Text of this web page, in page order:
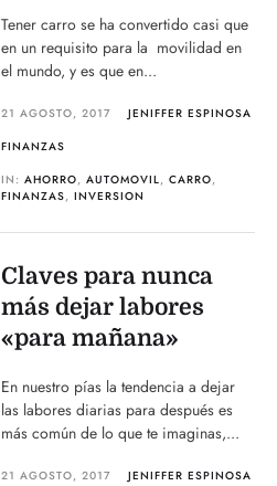
Tener carro se ha convertido casi que
en un requisito para la movilidad en
el mundo, y es que en...
21 AGOSTO, 2017
JENIFFER ESPINOSA
FINANZAS
IN:AHORRO,AUTOMOVIL,CARRO,
FINANZAS,INVERSION
Claves para nunca
más dejar labores
«para mañana»
En nuestro pías la tendencia a dejar
las labores diarias para después es
más común de lo que te imaginas,...
21 AGOSTO, 2017
JENIFFER ESPINOSA